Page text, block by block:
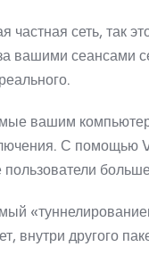
частная сеть, так
вашими
вашим
С помощью
пользователи
внутри другого